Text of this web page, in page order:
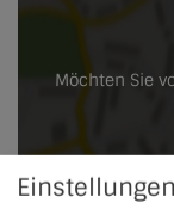
Möchten Sie